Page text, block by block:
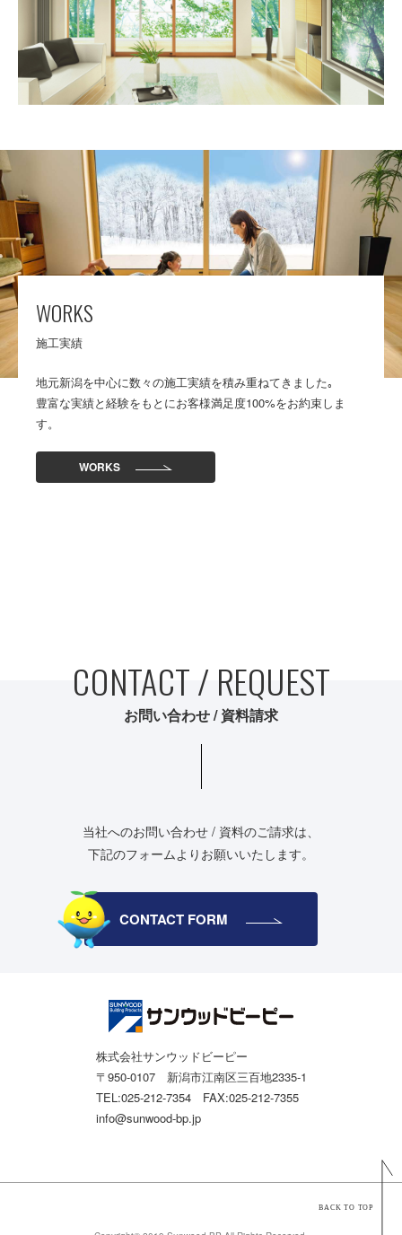
WORKS
施工実績
地元新潟を中心に数々の施工実績を積み重ねてきました｡
豊富な実績と経験をもとにお客様満足度100%をお約束しま
す。
WORKS
CONTACT / REQUEST
お問い合わせ / 資料請求
当社へのお問い合わせ / 資料のご請求は、
下記のフォームよりお願いいたします。
CONTACT FORM
株式会社サンウッドビーピー
〒950-0107 新潟市江南区三百地2335-1
TEL:025-212-7354 FAX:025-212-7355
info@sunwood-bp.jp